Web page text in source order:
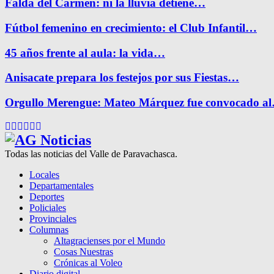
Falda del Carmen: ni la lluvia detiene…
Fútbol femenino en crecimiento: el Club Infantil…
45 años frente al aula: la vida…
Anisacate prepara los festejos por sus Fiestas…
Orgullo Merengue: Mateo Márquez fue convocado
Facebook
Twitter
Instagram
Pinterest
Google
Todas las noticias del Valle de Paravachasca.
Locales
Departamentales
Deportes
Policiales
Provinciales
Columnas
Altagracienses por el Mundo
Cosas Nuestras
Crónicas al Voleo